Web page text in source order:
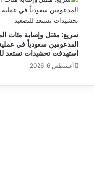
سريع: مقتل وإصابة مئات
المدعومين سعودياً في
استهدفت تحشيدات تستعد
أغسطس 6, 2026